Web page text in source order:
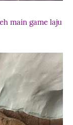
main game laju